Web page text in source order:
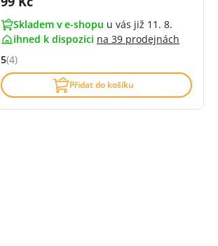
Skladem v e-shopu u vás již 11. 8.
ihned k dispozici na 39 prodejnách
Hodnocení: 5 z 5 (4 recenzí)
5(4)
Přidat do košíku